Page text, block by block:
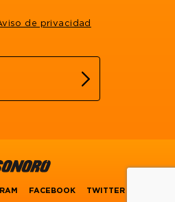
de privacidad
FACEBOOK TWITTER